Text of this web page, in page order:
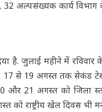
32 अल्पसंख्यक कार्य
है. जुलाई महीने में
से 19 अगस्त तक सेकंड
और 21 अगस्त को जिला
को राष्ट्रीय खेल दिवस भी